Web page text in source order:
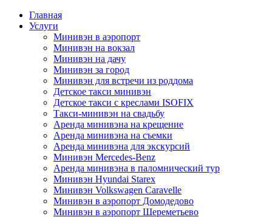
Главная
Услуги
Минивэн в аэропорт
Минивэн на вокзал
Минивэн на дачу
Минивэн за город
Минивэн для встречи из роддома
Детское такси минивэн
Детское такси с креслами ISOFIX
Такси-минивэн на свадьбу
Аренда минивэна на крещение
Аренда минивэна на съемки
Аренда минивэна для экскурсий
Минивэн Mercedes-Benz
Аренда минивэна в паломнический тур
Минивэн Hyundai Starex
Минивэн Volkswagen Caravelle
Минивэн в аэропорт Домодедово
Минивэн в аэропорт Шереметьево